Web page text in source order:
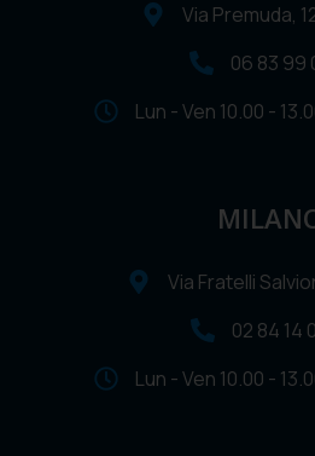
Via Premuda,
06 83 99
Lun - Ven 10.00 -
Via Fratelli
02 84 14
Lun - Ven 10.00 -